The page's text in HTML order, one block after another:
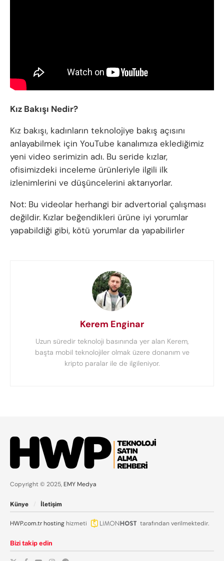
Kız Bakışı Nedir?
Kız bakışı, kadınların teknolojiye bakış açısını
anlayabilmek için YouTube kanalımıza eklediğimiz
yeni video serimizin adı. Bu seride kızlar,
ofisimizdeki inceleme ürünleriyle ilgili ilk
izlenimlerini ve düşüncelerini aktarıyorlar.
Not: Bu videolar herhangi bir advertorial çalışması
değildir. Kızlar beğendikleri ürüne iyi yorumlar
yapabildiği gibi, kötü yorumlar da yapabilirler
Kerem Enginar
Uzun süredir teknoloji basınında yer alan Kerem,
başta mobil teknolojiler olmak üzere donanım ve
kripto paralar ile de ilgileniyor.
Copyright © 2025, EMY Medya
Künye İletişim
HWP.com.trhosting hizmeti tarafından verilmektedir.
Bizi takip edin